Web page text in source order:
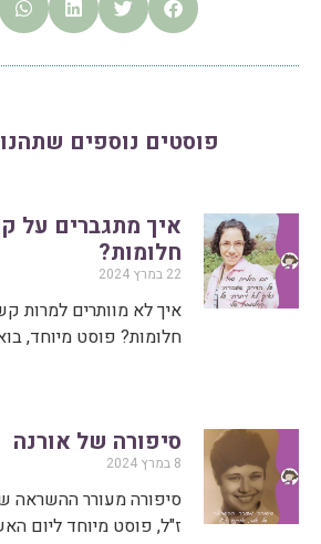
פוסטים נוספים
איך מתגברים על
חלומות?
22 במרץ 2024
איך לא מוותרים למרות
חלומות? פוסט מיוחד,
סיפורה של אורנה
8 במרץ 2024
סיפורה מעורר ההשראה
ז"ל, פוסט מיוחד ליום